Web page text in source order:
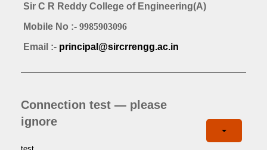
Sir C R Reddy College of Engineering(A)
Mobile No :- 9985903096
Email :- principal@sircrrengg.ac.in
Connection test — please
ignore